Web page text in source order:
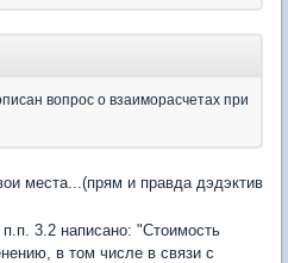
вопрос о взаиморасчетах при
места...(прям и правда дэдэктив
3.2 написано: "Стоимость
в том числе в связи с